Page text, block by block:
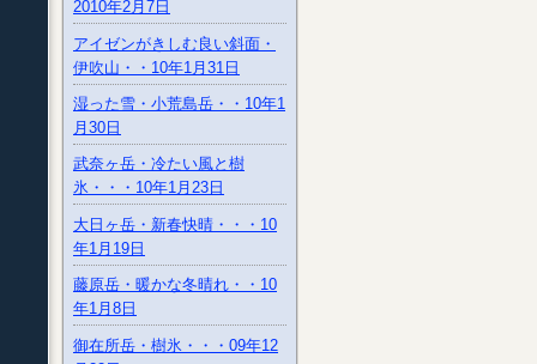
2010年2月7日
アイゼンがきしむ良い斜面・
伊吹山・・10年1月31日
湿った雪・小荒島岳・・10年1
月30日
武奈ヶ岳・冷たい風と樹
氷・・・10年1月23日
大日ヶ岳・新春快晴・・・10
年1月19日
藤原岳・暖かな冬晴れ・・10
年1月8日
御在所岳・樹氷・・・09年12